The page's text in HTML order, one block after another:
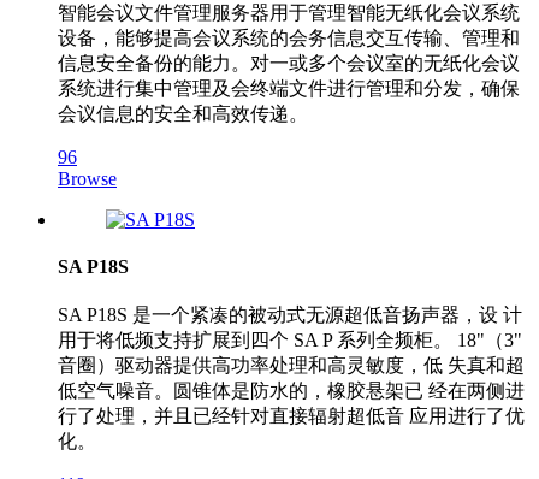
智能会议文件管理服务器用于管理智能无纸化会议系统
设备，能够提高会议系统的会务信息交互传输、管理和
信息安全备份的能力。对一或多个会议室的无纸化会议
系统进行集中管理及会终端文件进行管理和分发，确保
会议信息的安全和高效传递。
96
Browse
SA P18S
SA P18S 是一个紧凑的被动式无源超低音扬声器，设 计
用于将低频支持扩展到四个 SA P 系列全频柜。 18"（3"
音圈）驱动器提供高功率处理和高灵敏度，低 失真和超
低空气噪音。圆锥体是防水的，橡胶悬架已 经在两侧进
行了处理，并且已经针对直接辐射超低音 应用进行了优
化。